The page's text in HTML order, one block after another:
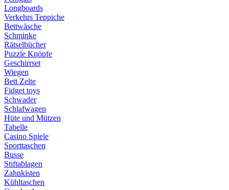
Longboards
Verkehrs Teppiche
Bettwäsche
Schminke
Rätselbücher
Puzzle Knöpfe
Geschirrset
Wiegen
Bett Zelte
Fidget toys
Schwader
Schlafwagen
Hüte und Mützen
Tabelle
Casino Spiele
Sporttaschen
Busse
Stiftablagen
Zahnkisten
Kühltaschen